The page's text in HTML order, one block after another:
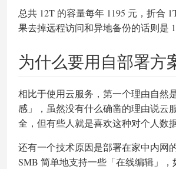
总共 12T 的容量每年 1195 元，折合
果去掉远程访问和异地备份的话则是
为什么要用自部署方
相比于使用云服务，第一个理由自然
感」，虽然没有什么确凿的理由说云
全，但有些人就是喜欢这种对个人数
还有一个技术原因是部署在家中内网
SMB 简单地支持一些「在线编辑」，